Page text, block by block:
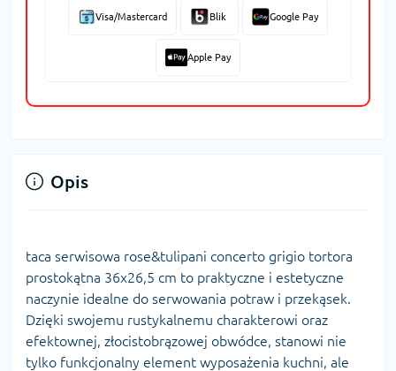
Visa/Mastercard Blik Google Pay
Apple Pay
Opis
taca serwisowa rose&tulipani concerto grigio tortora
prostokątna 36x26,5 cm to praktyczne i estetyczne
naczynie idealne do serwowania potraw i przekąsek.
Dzięki swojemu rustykalnemu charakterowi oraz
efektownej, złocistobrązowej obwódce, stanowi nie
tylko funkcjonalny element wyposażenia kuchni, ale